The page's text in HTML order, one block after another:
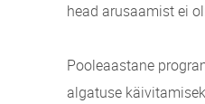
head arusaamist ei
Pooleaastane
algatuse